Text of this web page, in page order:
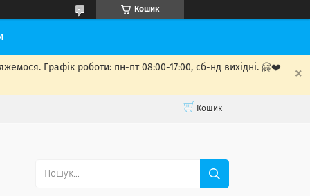
Кошик
Графік роботи: пн-пт 08:00-17:00, сб-нд вихідні. 🤗❤️
Кошик